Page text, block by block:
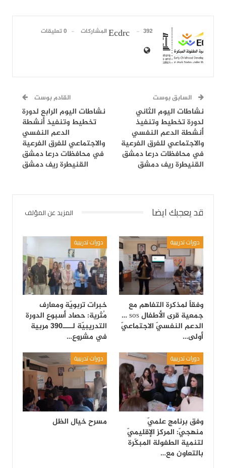
Ecdrc 392 المشاركات 0 تعليقات
السابق بوست
نشاطات اليوم الثاني
لدورة تخطيط وتنفيذ
أنشطة الدعم النفسي
والاجتماعي للفرق الفرعية
في محافظات درعا دمشق
القنيطرة ريف دمشق
القادم بوست
نشاطات اليوم الرابع لدورة
تخطيط وتنفيذ أنشطة
الدعم النفسي
والاجتماعي للفرق الفرعية
في محافظات درعا دمشق
القنيطرة ريف دمشق
قد يعجبك ايضا المزيد عن المؤلف
دورات تدريبية
وفقاً لمذكرة التفاهم مع
جمعية قرى الأطفال sos …
الدعم النفسيّ الاجتماعيّ
أولى…
دورات تدريبية
خبرات تربويّة ومعارف
مُثرية: حصاد أسبوع الدورة
التدريبيّة لــــ390 مربية
في مشروع…
دورات تدريبية
وفق برنامج علميّ
منهجيّ: المركز الإقليميّ
لتنمية الطفولة المبكّرة
بالتعاون مع…
دورات تدريبية
مسرح خيال الظل